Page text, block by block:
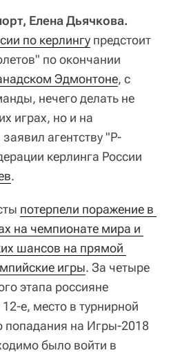
Елена Дьячкова.
по керлингу предстоит
по окончании
Эдмонтоне, с
нечего делать не
играх, но и на
агентству "Р-
керлинга России
.
потерпели поражение в
на чемпионате мира и
шансов на прямой
игры. За четыре
этапа россияне
е, место в турнирной
попадания на Игры-2018
было войти в